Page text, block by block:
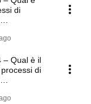
di
– Qual è il
di